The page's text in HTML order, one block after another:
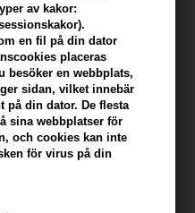
av kakor:
en fil på din dator
placeras
besöker en webbplats,
sidan, vilket innebär
på din dator. De flesta
sina webbplatser för
och cookies kan inte
för virus på din
x 2
Brand:Beard Monkey